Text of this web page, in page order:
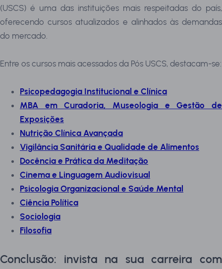
(USCS) é uma das instituições mais respeitadas do país,
oferecendo cursos atualizados e alinhados às demandas
do mercado.
Entre os cursos mais acessados da Pós USCS, destacam-se:
Psicopedagogia Institucional e Clínica
MBA em Curadoria, Museologia e Gestão de
Exposições
Nutrição Clínica Avançada
Vigilância Sanitária e Qualidade de Alimentos
Docência e Prática da Meditação
Cinema e Linguagem Audiovisual
Psicologia Organizacional e Saúde Mental
Ciência Política
Sociologia
Filosofia
Conclusão: invista na sua carreira com